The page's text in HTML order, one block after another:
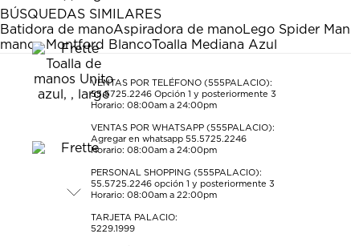
estrella
Esta
acción
abrirá
el
formulario
de
estrellas.
Esta
acción
abrirá
el
formulario
de
estrellas.
Esta
acción
abrirá
formulario
de
estrellas.
Esta
acción
abrirá
formulario
de
Esta
acción
abrirá
formulario
de
envío.
BÚSQUEDAS SIMILARES
Batidora de manoAspiradora de manoLego Spider Man
manos Montford BlancoToalla Mediana Azul
VENTAS POR TELÉFONO (555PALACIO):
55.5725.2246 Opción 1 y posteriormente 3
Horario: 08:00am a 24:00pm
VENTAS POR WHATSAPP (555PALACIO):
Agregar en whatsapp 55.5725.2246
Horario: 08:00am a 24:00pm
PERSONAL SHOPPING (555PALACIO):
55.5725.2246 opción 1 y posteriormente 3
Horario: 08:00am a 22:00pm
TARJETA PALACIO:
5229.1999